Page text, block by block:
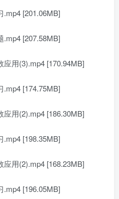
[201.06MB]
[207.58MB]
用(3).mp4 [170.94MB]
[174.75MB]
用(2).mp4 [186.30MB]
[198.35MB]
用(2).mp4 [168.23MB]
[196.05MB]